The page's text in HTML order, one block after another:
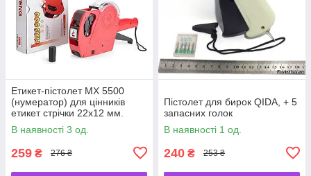
Етикет-пістолет MX 5500
(нумератор) для цінників
етикет стрічки 22х12 мм.
В наявності 3 од.
259 ₴ 276 ₴
Пістолет для бирок QIDA, + 5
запасних голок
В наявності 1 од.
240 ₴ 253 ₴